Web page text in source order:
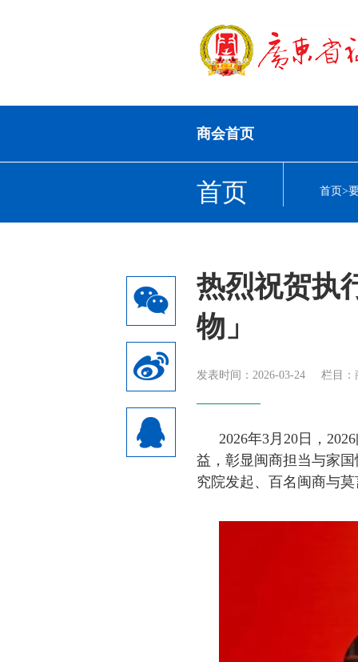
商会首页
首页 首页>
热烈祝贺执
物」
发表时间：2026-03-24 栏目：
2026年3月20日，
益，彰显闽商担当与家
究院发起、百名闽商与